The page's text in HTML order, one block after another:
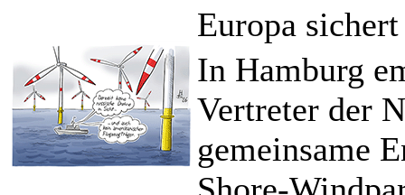
Europa
In Hamburg
Vertreter der
gemeinsame